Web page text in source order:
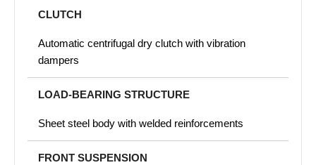
CLUTCH
Automatic centrifugal dry clutch with vibration
dampers
LOAD-BEARING STRUCTURE
Sheet steel body with welded reinforcements
FRONT SUSPENSION